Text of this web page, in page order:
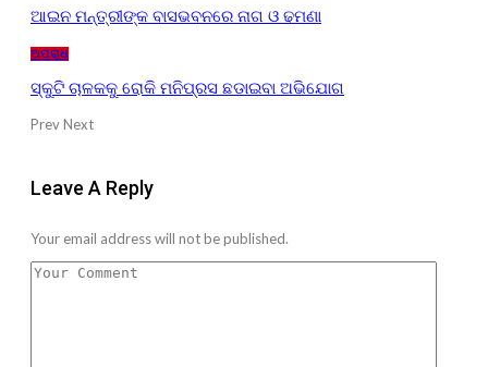
ଆଇନ ମନ୍ତ୍ରୀଙ୍କ ବାସଭବନରେ ନାଗ ଓ ଢମଣା
ଅପରାଧ
ସ୍କୁଟି ଚାଳକକୁ ରୋକି ମନିପ୍ରସ ଛଡାଇବା ଅଭିଯୋଗ
PrevNext
Leave A Reply
Your email address will not be published.